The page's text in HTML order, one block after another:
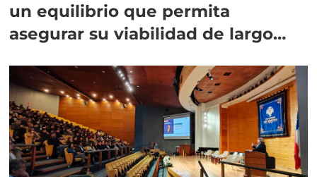
un equilibrio que permita
asegurar su viabilidad de largo